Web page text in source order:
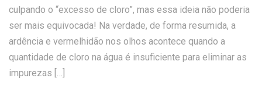
culpando o “excesso de cloro”, mas essa ideia não poderia
ser mais equivocada! Na verdade, de forma resumida, a
ardência e vermelhidão nos olhos acontece quando a
quantidade de cloro na água é insuficiente para eliminar as
impurezas […]